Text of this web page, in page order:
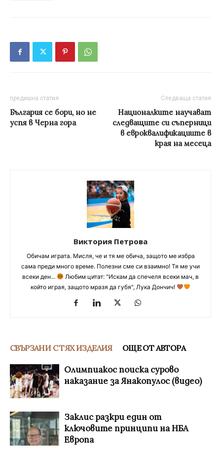
предишна статия
България се бори, но не
успя в Черна гора
Следваща статия
Националките научават
следващите си съперници
в евроквалификациите в
края на месеца
Виктория Петрова
Обичам играта. Мисля, че и тя ме обича, защото ме избра
сама преди много време. Полезни сме си взаимно! Тя ме учи
всеки ден...
Любим цитат: "Искам да спечеля всеки мач, в
който играя, защото мразя да губя", Лука Дончич!
СВЪРЗАНИ С ТЯХ ИЗДЕЛИЯ ОЩЕ ОТ АВТОРА
Олимпиакос поиска сурово
наказание за Янакопулос (видео)
Заклис разкри един от
ключовите принципи на НБА
Европа